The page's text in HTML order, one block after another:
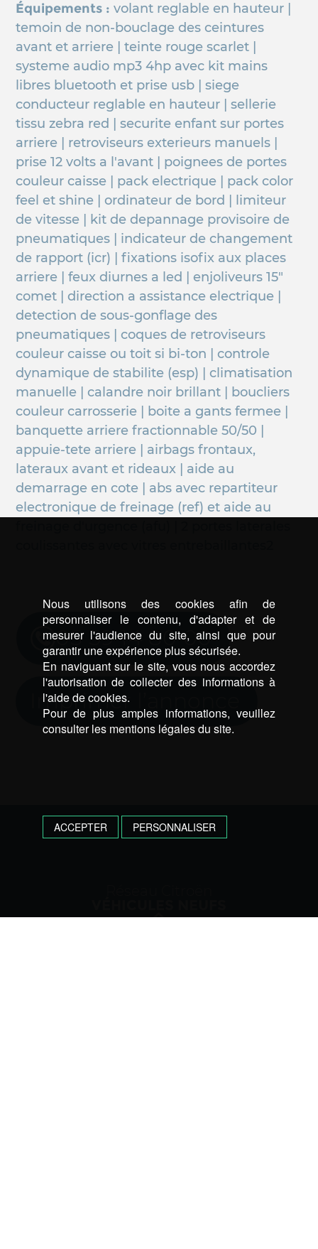
Équipements :volant reglable en hauteur |
temoin de non-bouclage des ceintures
avant et arriere | teinte rouge scarlet |
systeme audio mp3 4hp avec kit mains
libres bluetooth et prise usb | siege
conducteur reglable en hauteur | sellerie
tissu zebra red | securite enfant sur portes
arriere | retroviseurs exterieurs manuels |
prise 12 volts a l'avant | poignees de portes
couleur caisse | pack electrique | pack color
feel et shine | ordinateur de bord | limiteur
de vitesse | kit de depannage provisoire de
pneumatiques | indicateur de changement
de rapport (icr) | fixations isofix aux places
arriere | feux diurnes a led | enjoliveurs 15"
comet | direction a assistance electrique |
detection de sous-gonflage des
pneumatiques | coques de retroviseurs
couleur caisse ou toit si bi-ton | controle
dynamique de stabilite (esp) | climatisation
manuelle | calandre noir brillant | boucliers
couleur carrosserie | boite a gants fermee |
banquette arriere fractionnable 50/50 |
appuie-tete arriere | airbags frontaux,
lateraux avant et rideaux | aide au
demarrage en cote | abs avec repartiteur
electronique de freinage (ref) et aide au
05 59 14 80 00
Imprimer l’annonce
Nous utilisons des cookies afin de
personnaliser le contenu, d'adapter et de
mesurer l'audience du site, ainsi que pour
garantir une expérience plus sécurisée.
En naviguant sur le site, vous nous accordez
l'autorisation de collecter des informations à
l'aide de cookies.
Pour de plus amples informations, veuillez
consulter les mentions légales du site.
ACCEPTER PERSONNALISER